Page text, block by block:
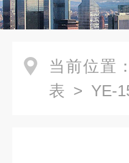
当前位置：
表 > YE-